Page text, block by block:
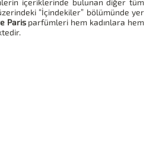
“İçindekiler” bölümünde yer
Parisparfümleri hem kadınlara hem